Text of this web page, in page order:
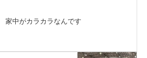
家中がカラカラなんです